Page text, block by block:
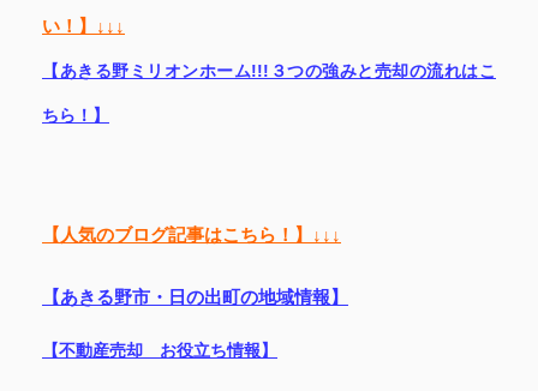
い！】↓↓↓
【あきる野ミリオンホーム!!!３つの強みと売却の流れはこ
ちら！】
【人気のブログ記事はこちら！】↓↓↓
【あきる野市・日の出町の地域情報】
【不動産売却 お役立ち情報】